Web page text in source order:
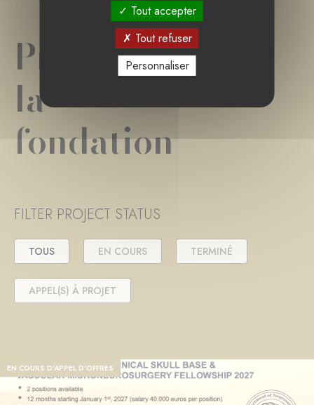
Projet(s) de
la
fondation
FILTER PROJECT STATUS
TOUS EN COURS TERMINÉ
APPEL(S) À PROJET
EN COURS D'APPEL D'OFFRES
Tout accepter
Tout refuser
Personnaliser